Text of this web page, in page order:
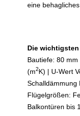
eine
Die
Bautiefe: 80
(m2K) | U-Wert
Schalldämmung
Flügelgrößen:
Balkontüren bis